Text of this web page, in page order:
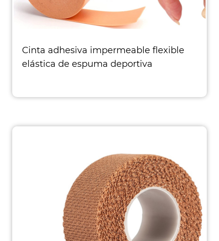
Cinta adhesiva impermeable flexible
elástica de espuma deportiva